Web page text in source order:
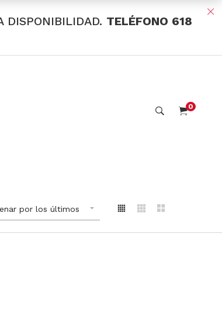
DISPONIBILIDAD. TELÉFONO 618
0
por los últimos